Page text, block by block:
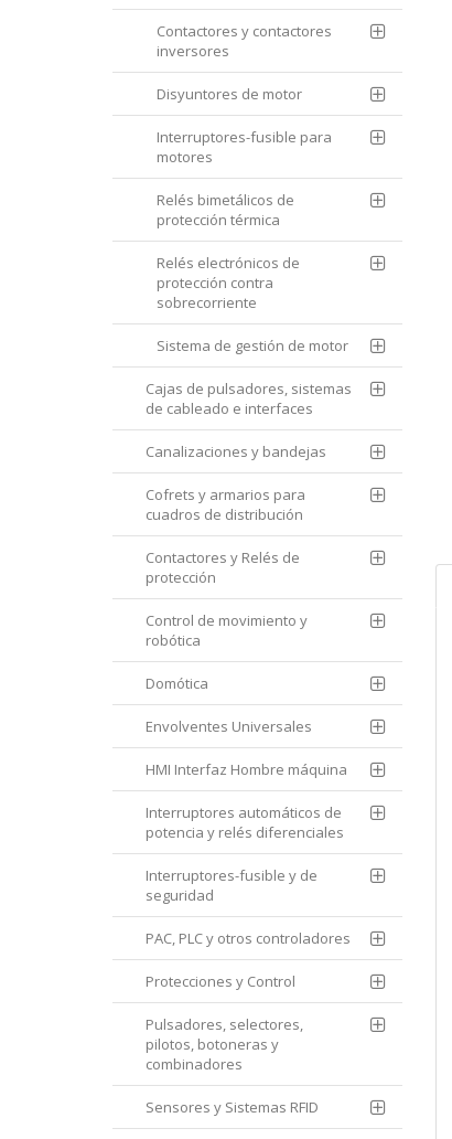
Contactores y contactores
inversores
Disyuntores de motor
Interruptores-fusible para
motores
Relés bimetálicos de
protección térmica
Relés electrónicos de
protección contra
sobrecorriente
Sistema de gestión de motor
Cajas de pulsadores, sistemas
de cableado e interfaces
Canalizaciones y bandejas
Cofrets y armarios para
cuadros de distribución
Contactores y Relés de
protección
Control de movimiento y
robótica
Domótica
Envolventes Universales
HMI Interfaz Hombre máquina
Interruptores automáticos de
potencia y relés diferenciales
Interruptores-fusible y de
seguridad
PAC, PLC y otros controladores
Protecciones y Control
Pulsadores, selectores,
pilotos, botoneras y
combinadores
Sensores y Sistemas RFID